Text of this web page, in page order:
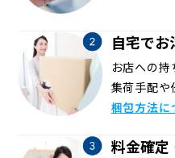
自宅でお
お店への持
集荷手配や
梱包方法に
料金確定